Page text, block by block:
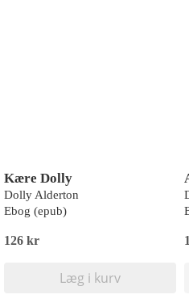
Kære Dolly
Dolly Alderton
Ebog (epub)
126 kr
Læg i kurv